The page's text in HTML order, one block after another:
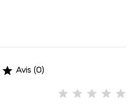
 Avis (0)